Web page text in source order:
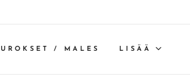
UROKSET / MALES LISÄÄ